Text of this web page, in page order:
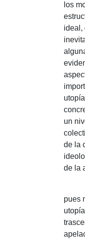
los
ideal,
un
de la
de la
pues